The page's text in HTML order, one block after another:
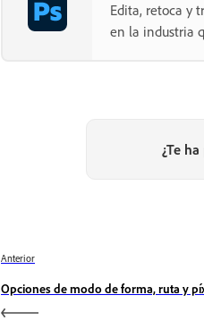
Edita, retoca y
en la industria
¿Te
Anterior
Opciones de modo de forma, ruta y